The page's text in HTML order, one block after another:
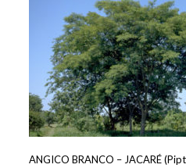
ANGICO BRANCO – JACARÉ